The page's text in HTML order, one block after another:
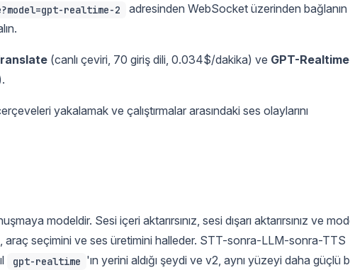
realtime-2
adresinden WebSocket üzerinden bağlanın
(canlı çeviri, 70 giriş dili, 0.034$/dakika) ve GPT-
yakalamak ve çalıştırmalar arasındaki ses olaylarını
modeldir. Sesi içeri aktarırsınız, sesi dışarı aktarırsınız ve
seçimini ve ses üretimini halleder. STT-sonra-LLM-sonra-TTS
gpt-realtime 'ın yerini aldığı şeydi ve v2, aynı yüzeyi daha güçlü